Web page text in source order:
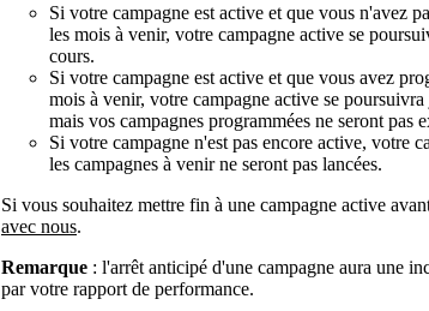
Si votre campagne est active et que vous n'avez
les mois à venir, votre campagne active se
cours.
Si votre campagne est active et que vous avez
mois à venir, votre campagne active se
mais vos campagnes programmées ne seront pas
Si votre campagne n'est pas encore active, votre
les campagnes à venir ne seront pas lancées.
Si vous souhaitez mettre fin à une campagne active
avec nous.
Remarque : l'arrêt anticipé d'une campagne aura une
par votre rapport de performance.